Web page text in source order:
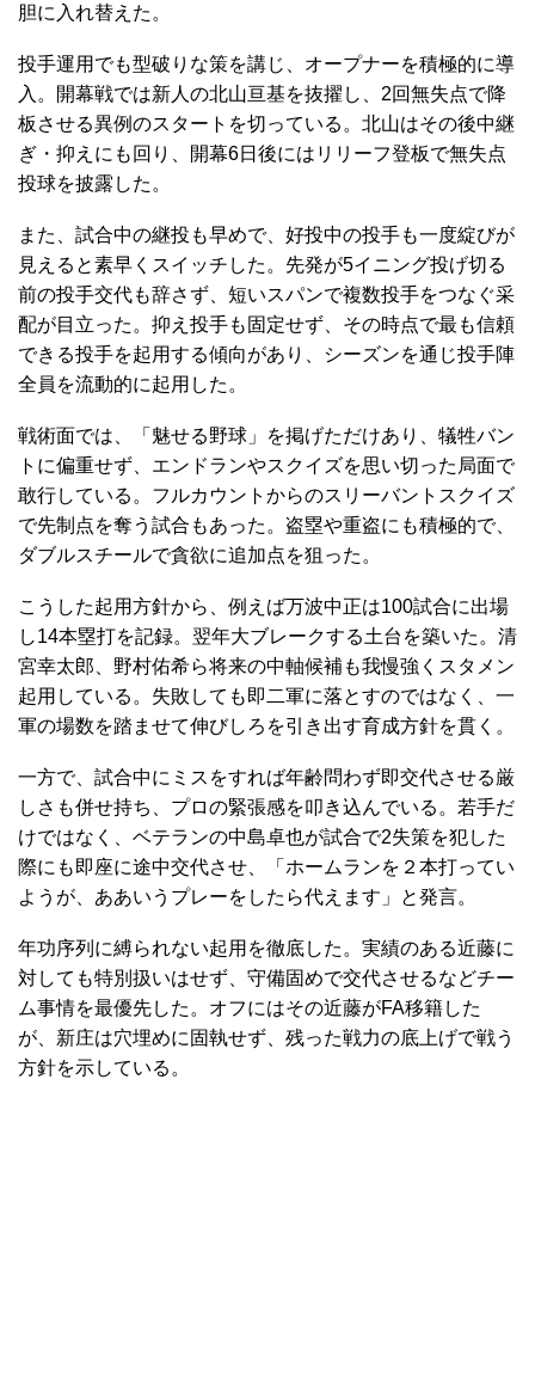
胆に入れ替えた。
投手運用でも型破りな策を講じ、オープナーを積極的に導
入。開幕戦では新人の北山亘基を抜擢し、2回無失点で降
板させる異例のスタートを切っている。北山はその後中継
ぎ・抑えにも回り、開幕6日後にはリリーフ登板で無失点
投球を披露した。
また、試合中の継投も早めで、好投中の投手も一度綻びが
見えると素早くスイッチした。先発が5イニング投げ切る
前の投手交代も辞さず、短いスパンで複数投手をつなぐ采
配が目立った。抑え投手も固定せず、その時点で最も信頼
できる投手を起用する傾向があり、シーズンを通じ投手陣
全員を流動的に起用した。
戦術面では、「魅せる野球」を掲げただけあり、犠牲バン
トに偏重せず、エンドランやスクイズを思い切った局面で
敢行している。フルカウントからのスリーバントスクイズ
で先制点を奪う試合もあった。盗塁や重盗にも積極的で、
ダブルスチールで貪欲に追加点を狙った。
こうした起用方針から、例えば万波中正は100試合に出場
し14本塁打を記録。翌年大ブレークする土台を築いた。清
宮幸太郎、野村佑希ら将来の中軸候補も我慢強くスタメン
起用している。失敗しても即二軍に落とすのではなく、一
軍の場数を踏ませて伸びしろを引き出す育成方針を貫く。
一方で、試合中にミスをすれば年齢問わず即交代させる厳
しさも併せ持ち、プロの緊張感を叩き込んでいる。若手だ
けではなく、ベテランの中島卓也が試合で2失策を犯した
際にも即座に途中交代させ、「ホームランを２本打ってい
ようが、ああいうプレーをしたら代えます」と発言。
年功序列に縛られない起用を徹底した。実績のある近藤に
対しても特別扱いはせず、守備固めで交代させるなどチー
ム事情を最優先した。オフにはその近藤がFA移籍した
が、新庄は穴埋めに固執せず、残った戦力の底上げで戦う
方針を示している。